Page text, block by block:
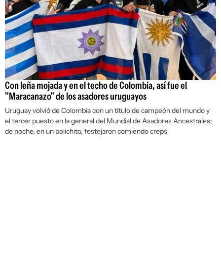
Con leña mojada y en el techo de Colombia, así fue el
"Maracanazo" de los asadores uruguayos
Uruguay volvió de Colombia con un título de campeón del mundo y
el tercer puesto en la general del Mundial de Asadores Ancestrales;
de noche, en un bolichito, festejaron comiendo creps